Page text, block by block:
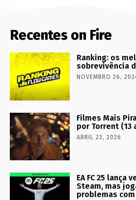
Recentes on Fire
Ranking: os
sobrevivência
NOVEMBRO 26,
Filmes Mais
por Torrent (13
ABRIL 23, 2026
EA FC 25 lança
Steam, mas
problemas